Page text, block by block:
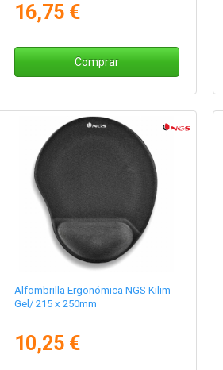
16,75 €
Comprar
Alfombrilla Ergonómica NGS Kilim
Gel/ 215 x 250mm
10,25 €